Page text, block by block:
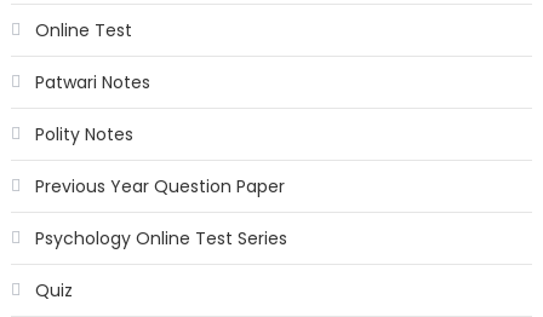
Online Test
Patwari Notes
Polity Notes
Previous Year Question Paper
Psychology Online Test Series
Quiz